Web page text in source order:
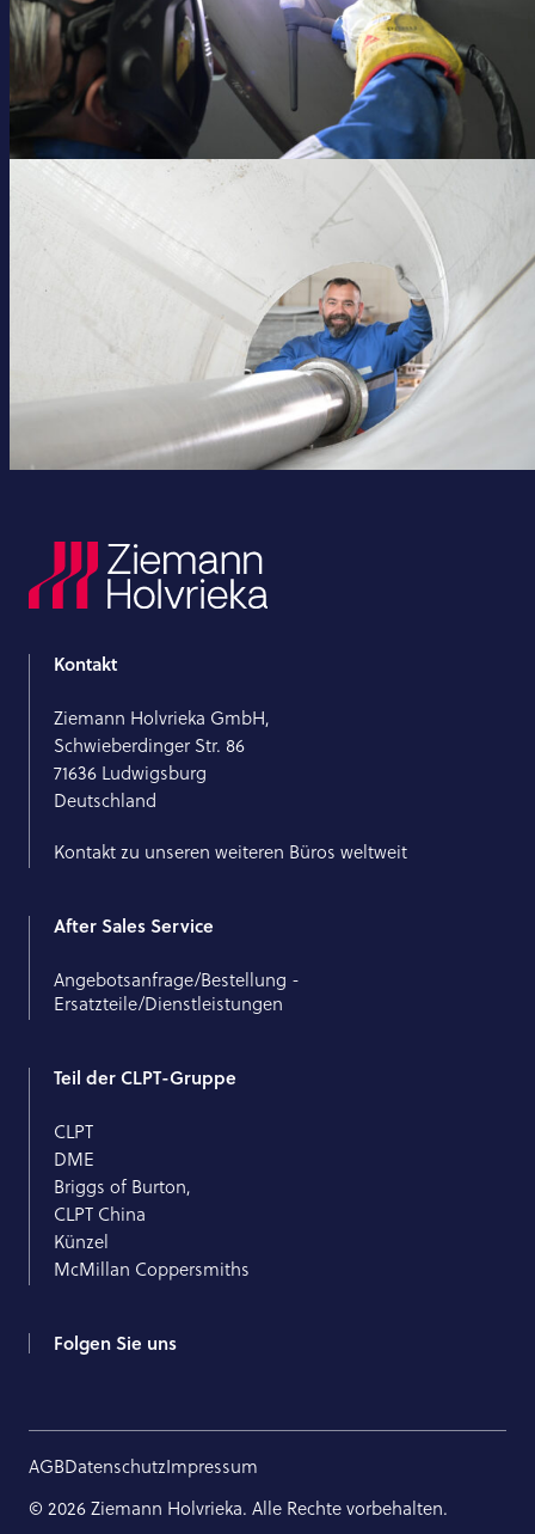
Kontakt
Ziemann Holvrieka GmbH,
Schwieberdinger Str. 86
71636 Ludwigsburg
Deutschland
Kontakt zu unseren weiteren Büros weltweit
After Sales Service
Angebotsanfrage/Bestellung -
Ersatzteile/Dienstleistungen
Teil der CLPT-Gruppe
CLPT
DME
Briggs of Burton,
CLPT China
Künzel
McMillan Coppersmiths
Folgen Sie uns
AGBDatenschutzImpressum
© 2026 Ziemann Holvrieka. Alle Rechte vorbehalten.